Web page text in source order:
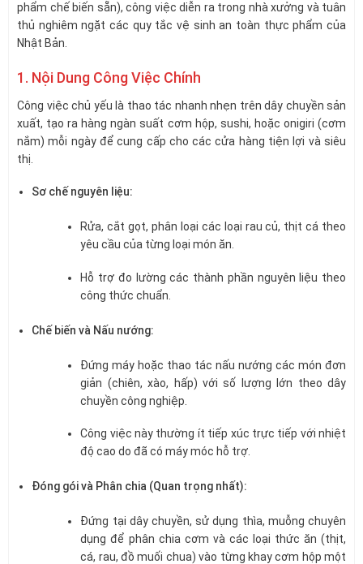
phẩm chế biến sẵn), công việc diễn ra trong nhà xưởng và tuân
thủ nghiêm ngặt các quy tắc vệ sinh an toàn thực phẩm của
Nhật Bản.
1. Nội Dung Công Việc Chính
Công việc chủ yếu là thao tác nhanh nhẹn trên dây chuyền sản
xuất, tạo ra hàng ngàn suất cơm hộp, sushi, hoặc onigiri (cơm
nắm) mỗi ngày để cung cấp cho các cửa hàng tiện lợi và siêu
thị.
Sơ chế nguyên liệu:
Rửa, cắt gọt, phân loại các loại rau củ, thịt cá theo
yêu cầu của từng loại món ăn.
Hỗ trợ đo lường các thành phần nguyên liệu theo
công thức chuẩn.
Chế biến và Nấu nướng:
Đứng máy hoặc thao tác nấu nướng các món đơn
giản (chiên, xào, hấp) với số lượng lớn theo dây
chuyền công nghiệp.
Công việc này thường ít tiếp xúc trực tiếp với nhiệt
độ cao do đã có máy móc hỗ trợ.
Đóng gói và Phân chia (Quan trọng nhất):
Đứng tại dây chuyền, sử dụng thìa, muỗng chuyên
dụng để phân chia cơm và các loại thức ăn (thịt,
cá, rau, đồ muối chua) vào từng khay cơm hộp một